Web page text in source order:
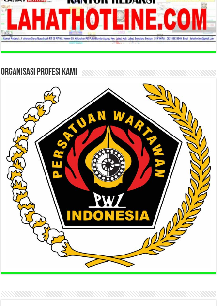
ORGANISASI PROFESI KAMI